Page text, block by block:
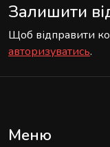
Залишити
Щоб відправити
авторизуватись.
Меню